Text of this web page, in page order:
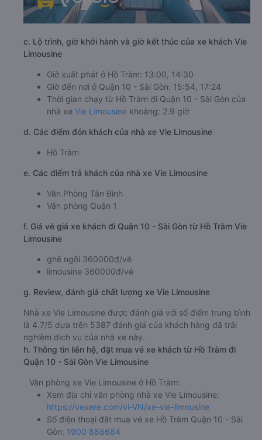
c. Lộ trình, giờ khởi hành và giờ kết thúc của xe khách Vie
Limousine
Giờ xuất phát ở Hồ Tràm: 13:00, 14:30
Giờ đến nơi ở Quận 10 - Sài Gòn: 15:54, 17:24
Thời gian chạy từ Hồ Tràm đi Quận 10 - Sài Gòn của
nhà xe Vie Limousine khoảng: 2.9 giờ
d. Các điểm đón khách của nhà xe Vie Limousine
Hồ Tràm
e. Các điểm trả khách của nhà xe Vie Limousine
Văn Phòng Tân Bình
Văn phòng Quận 1
f. Giá vé giá xe khách đi Quận 10 - Sài Gòn từ Hồ Tràm Vie
Limousine
ghế ngồi 360000đ/vé
limousine 360000đ/vé
g. Review, đánh giá chất lượng xe Vie Limousine
Nhà xe Vie Limousine được đánh giá với số điểm trung bình
là 4.7/5 dựa trên 5387 đánh giá của khách hàng đã trải
nghiệm dịch vụ của nhà xe này.
h. Thông tin liên hệ, đặt mua vé xe khách từ Hồ Tràm đi
Quận 10 - Sài Gòn Vie Limousine
Văn phòng xe Vie Limousine ở Hồ Tràm:
Xem địa chỉ văn phòng nhà xe Vie Limousine:
https://vexere.com/vi-VN/xe-vie-limousine
Số điện thoại đặt mua vé xe Hồ Tràm Quận 10 - Sài
Gòn: 1900 888684